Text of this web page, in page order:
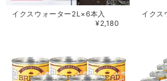
イクスウォーター2L×6本入
¥2,180
イクス